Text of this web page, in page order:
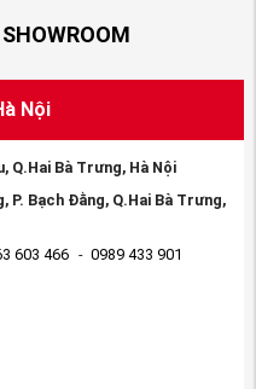
Nội
Q.Hai Bà Trưng, Hà Nội
P. Bạch Đằng, Q.Hai Bà Trưng,
603 466 - 0989 433 901